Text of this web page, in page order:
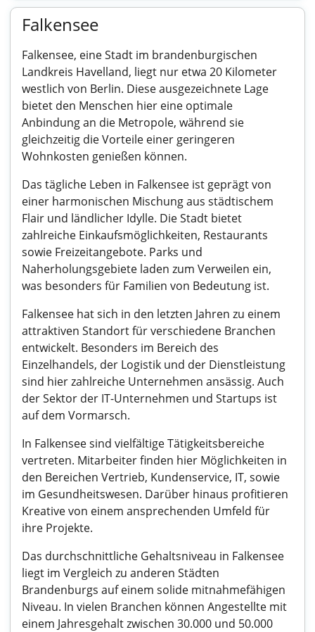
Falkensee
Falkensee, eine Stadt im brandenburgischen
Landkreis Havelland, liegt nur etwa 20 Kilometer
westlich von Berlin. Diese ausgezeichnete Lage
bietet den Menschen hier eine optimale
Anbindung an die Metropole, während sie
gleichzeitig die Vorteile einer geringeren
Wohnkosten genießen können.
Das tägliche Leben in Falkensee ist geprägt von
einer harmonischen Mischung aus städtischem
Flair und ländlicher Idylle. Die Stadt bietet
zahlreiche Einkaufsmöglichkeiten, Restaurants
sowie Freizeitangebote. Parks und
Naherholungsgebiete laden zum Verweilen ein,
was besonders für Familien von Bedeutung ist.
Falkensee hat sich in den letzten Jahren zu einem
attraktiven Standort für verschiedene Branchen
entwickelt. Besonders im Bereich des
Einzelhandels, der Logistik und der Dienstleistung
sind hier zahlreiche Unternehmen ansässig. Auch
der Sektor der IT-Unternehmen und Startups ist
auf dem Vormarsch.
In Falkensee sind vielfältige Tätigkeitsbereiche
vertreten. Mitarbeiter finden hier Möglichkeiten in
den Bereichen Vertrieb, Kundenservice, IT, sowie
im Gesundheitswesen. Darüber hinaus profitieren
Kreative von einem ansprechenden Umfeld für
ihre Projekte.
Das durchschnittliche Gehaltsniveau in Falkensee
liegt im Vergleich zu anderen Städten
Brandenburgs auf einem solide mitnahmefähigen
Niveau. In vielen Branchen können Angestellte mit
einem Jahresgehalt zwischen 30.000 und 50.000